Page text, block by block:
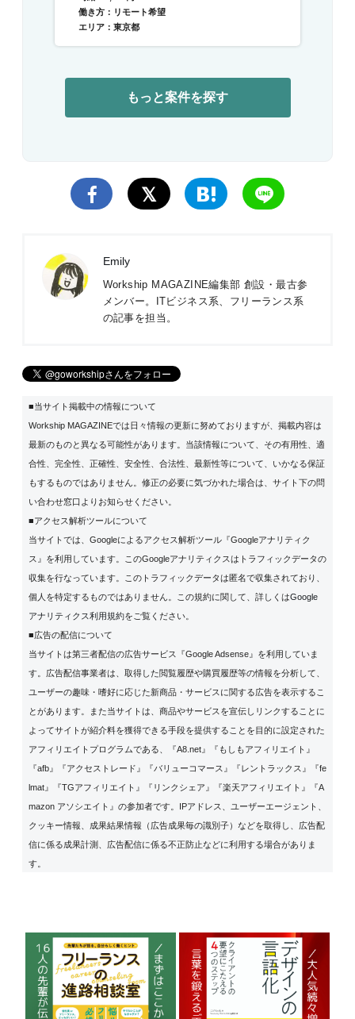
働き方：リモート希望
エリア：東京都
もっと案件を探す
Emily
Workship MAGAZINE編集部 創設・最古参
メンバー。ITビジネス系、フリーランス系
の記事を担当。
■当サイト掲載中の情報について
Workship MAGAZINEでは日々情報の更新に努めておりますが、掲載内容は
最新のものと異なる可能性があります。当該情報について、その有用性、適
合性、完全性、正確性、安全性、合法性、最新性等について、いかなる保証
もするものではありません。修正の必要に気づかれた場合は、サイト下の問
い合わせ窓口よりお知らせください。
■アクセス解析ツールについて
当サイトでは、Googleによるアクセス解析ツール『Googleアナリティク
ス』を利用しています。このGoogleアナリティクスはトラフィックデータの
収集を行なっています。このトラフィックデータは匿名で収集されており、
個人を特定するものではありません。この規約に関して、詳しくはGoogle
アナリティクス利用規約をご覧ください。
■広告の配信について
当サイトは第三者配信の広告サービス『Google Adsense』を利用していま
す。広告配信事業者は、取得した閲覧履歴や購買履歴等の情報を分析して、
ユーザーの趣味・嗜好に応じた新商品・サービスに関する広告を表示するこ
とがあります。また当サイトは、商品やサービスを宣伝しリンクすることに
よってサイトが紹介料を獲得できる手段を提供することを目的に設定された
アフィリエイトプログラムである、『A8.net』『もしもアフィリエイト』
『afb』『アクセストレード』『バリューコマース』『レントラックス』『fe
lmat』『TGアフィリエイト』『リンクシェア』『楽天アフィリエイト』『A
mazon アソシエイト』の参加者です。IPアドレス、ユーザーエージェント、
クッキー情報、成果結果情報（広告成果毎の識別子）などを取得し、広告配
信に係る成果計測、広告配信に係る不正防止などに利用する場合がありま
す。